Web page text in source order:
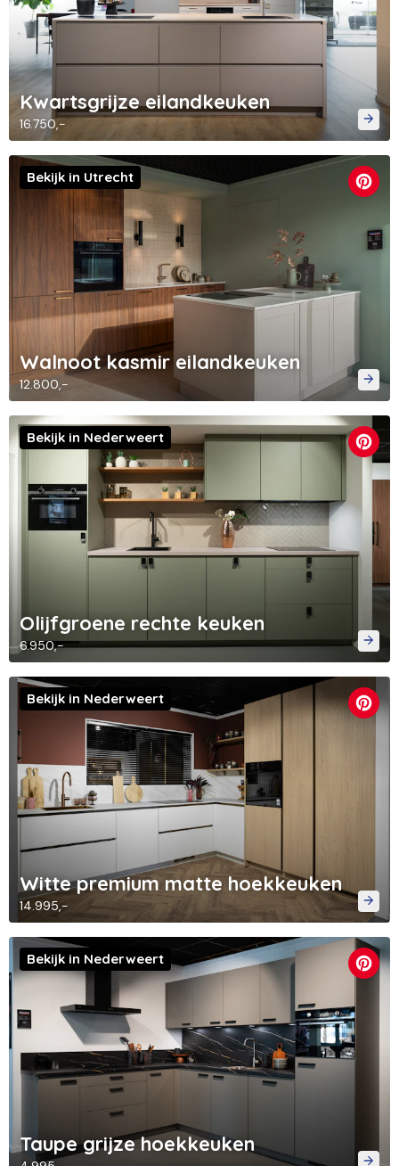
Kwartsgrijze eilandkeuken
16.750,-
Walnoot kasmir eilandkeuken
12.800,-
Bekijk in Utrecht
Olijfgroene rechte keuken
6.950,-
Bekijk in Nederweert
Witte premium matte hoekkeuken
14.995,-
Bekijk in Nederweert
Taupe grijze hoekkeuken
Bekijk in Nederweert